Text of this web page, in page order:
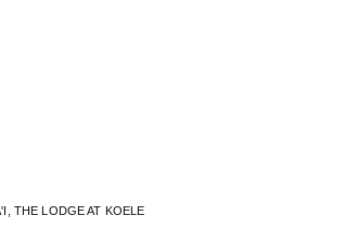
THE LODGE AT KOELE